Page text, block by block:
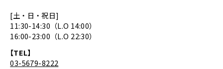
[土・日・祝日]
11:30-14:30（L.O 14:00）
16:00-23:00（L.O 22:30）
【TEL】
03-5679-8222